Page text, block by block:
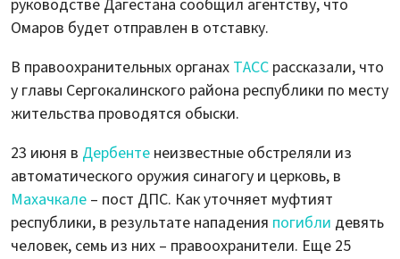
руководстве Дагестана сообщил агентству, что
Омаров будет отправлен в отставку.
В правоохранительных органах ТАСС рассказали, что
у главы Сергокалинского района республики по месту
жительства проводятся обыски.
23 июня в Дербенте неизвестные обстреляли из
автоматического оружия синагогу и церковь, в
Махачкале – пост ДПС. Как уточняет муфтият
республики, в результате нападения погибли девять
человек, семь из них – правоохранители. Еще 25